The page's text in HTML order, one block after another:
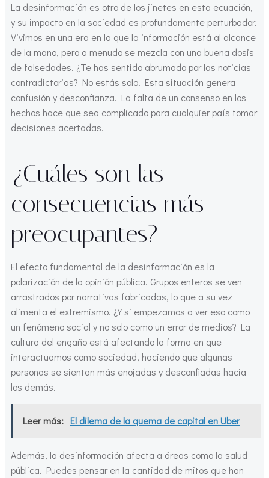
La desinformación es otro de los jinetes en esta ecuación,
y su impacto en la sociedad es profundamente perturbador.
Vivimos en una era en la que la información está al alcance
de la mano, pero a menudo se mezcla con una buena dosis
de falsedades. ¿Te has sentido abrumado por las noticias
contradictorias? No estás solo. Esta situación genera
confusión y desconfianza. La falta de un consenso en los
hechos hace que sea complicado para cualquier país tomar
decisiones acertadas.
¿Cuáles son las
consecuencias más
preocupantes?
El efecto fundamental de la desinformación es la
polarización de la opinión pública. Grupos enteros se ven
arrastrados por narrativas fabricadas, lo que a su vez
alimenta el extremismo. ¿Y si empezamos a ver eso como
un fenómeno social y no solo como un error de medios? La
cultura del engaño está afectando la forma en que
interactuamos como sociedad, haciendo que algunas
personas se sientan más enojadas y desconfiadas hacia
los demás.
Leer más: El dilema de la quema de capital en Uber
Además, la desinformación afecta a áreas como la salud
pública. Puedes pensar en la cantidad de mitos que han